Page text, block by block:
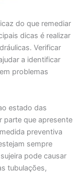
do que remediar
dicas é realizar
Verificar
a identificar
problemas
estado das
parte que apresente
preventiva
sempre
pode causar
tubulações,